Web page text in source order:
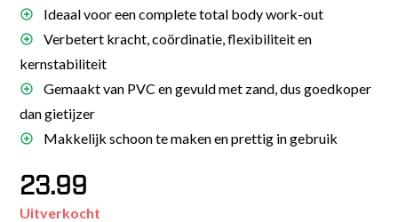
Ideaal voor een complete total body work-out
Verbetert kracht, coördinatie, flexibiliteit en
kernstabiliteit
Gemaakt van PVC en gevuld met zand, dus goedkoper
dan gietijzer
Makkelijk schoon te maken en prettig in gebruik
23.99
Uitverkocht